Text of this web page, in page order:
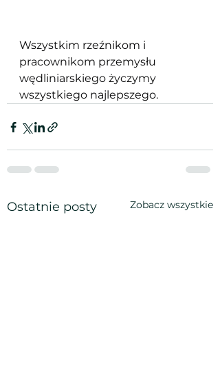
Wszystkim rzeźnikom i
pracownikom przemysłu
wędliniarskiego życzymy
wszystkiego najlepszego.
Ostatnie posty Zobacz wszystkie